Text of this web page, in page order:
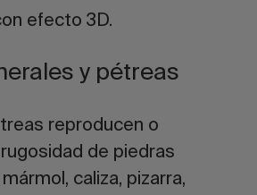
efecto 3D.
y pétreas
reproducen o
de piedras
caliza, pizarra,